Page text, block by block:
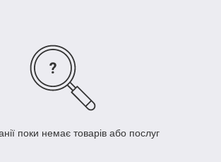
поки немає товарів або послуг